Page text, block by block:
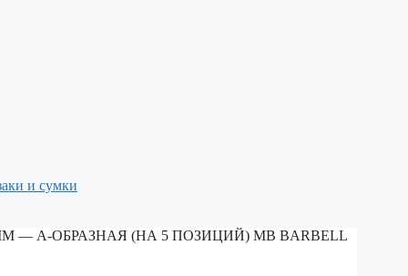
и сумки
А-ОБРАЗНАЯ (НА 5 ПОЗИЦИЙ) MB BARBELL